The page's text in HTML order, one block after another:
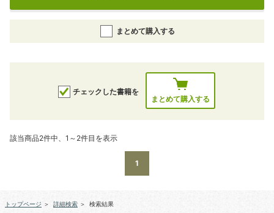
まとめて購入する
チェックした書籍を
まとめて購入する
該当商品2件中、1～2件目を表示
1
トップページ ＞ 詳細検索 ＞ 検索結果